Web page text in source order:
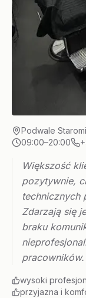
Podwale
09:00–20:00
Większość
pozytywnie,
technicznych
Zdarzają się
braku
pracowników.
wysoki
przyjazna i